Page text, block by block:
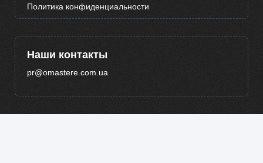
Политика конфиденциальности
Наши контакты
pr@omastere.com.ua